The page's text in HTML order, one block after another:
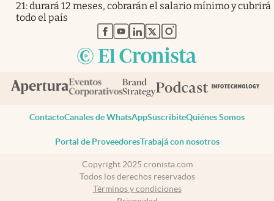
21: durará 12 meses, cobrarán el salario mínimo y cubrirá
todo el país
abre en nueva pestaña
abre en nueva pestaña
abre en nueva pestaña
abre en nueva pestaña
abre en nueva pestaña
ContactoCanales de WhatsAppSuscribiteQuiénes Somos
Portal de ProveedoresTrabajá con nosotros
Copyright 2025 cronista.com
Todos los derechos reservados
Términos y condiciones